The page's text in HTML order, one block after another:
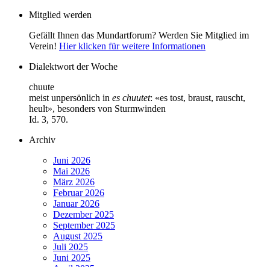
Mitglied werden
Gefällt Ihnen das Mundartforum? Werden Sie Mitglied im
Verein! Hier klicken für weitere Informationen
Dialektwort der Woche
chuute
meist unpersönlich in es chuutet: «es tost, braust, rauscht,
heult», besonders von Sturmwinden
Id. 3, 570.
Archiv
Juni 2026
Mai 2026
März 2026
Februar 2026
Januar 2026
Dezember 2025
September 2025
August 2025
Juli 2025
Juni 2025